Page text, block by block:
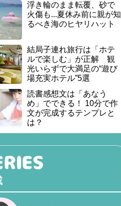
浮き輪のまま転覆、砂で
火傷も...夏休み前に親が知
るべき海のヒヤリハット
結局子連れ旅行は「ホテ
ルで楽しむ」が正解 観
光いらずで大満足の“遊び
場充実ホテル”5選
読書感想文は「あなう
め」でできる！ 10分で作
文が完成するテンプレと
は？